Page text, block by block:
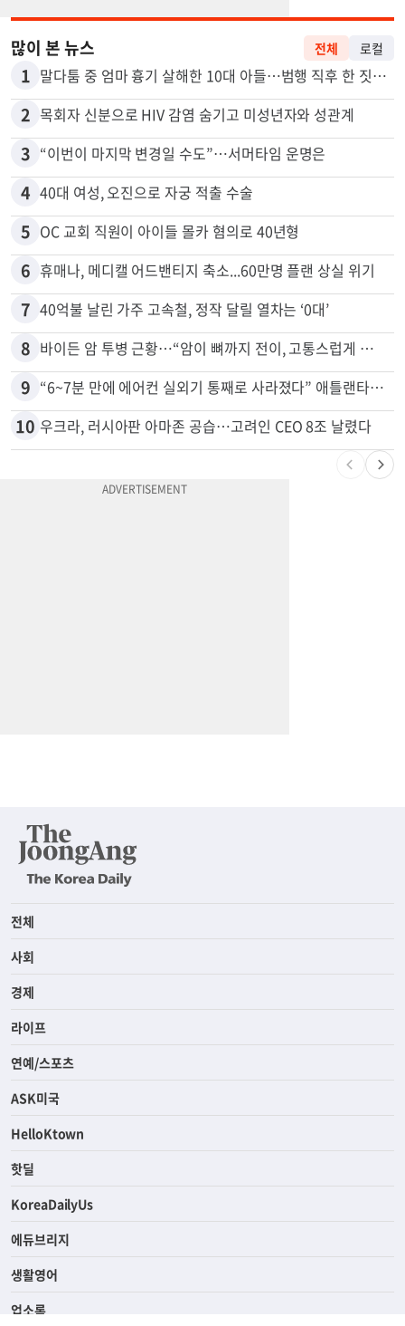
많이 본 뉴스 전체 로컬
1 말다툼 중 엄마 흉기 살해한 10대 아들…범행 직후 한 짓 충격
2 목회자 신분으로 HIV 감염 숨기고 미성년자와 성관계
3 “이번이 마지막 변경일 수도”…서머타임 운명은
4 40대 여성, 오진으로 자궁 적출 수술
5 OC 교회 직원이 아이들 몰카 혐의로 40년형
6 휴매나, 메디캘 어드밴티지 축소...60만명 플랜 상실 위기
7 40억불 날린 가주 고속철, 정작 달릴 열차는 ‘0대’
8 바이든 암 투병 근황…“암이 뼈까지 전이, 고통스럽게 투병 중”
9 “6~7분 만에 에어컨 실외기 통째로 사라졌다” 애틀랜타서 실외기 도난 급증
10 우크라, 러시아판 아마존 공습…고려인 CEO 8조 날렸다
전체
사회
경제
라이프
연예/스포츠
ASK미국
HelloKtown
핫딜
KoreaDailyUs
에듀브리지
생활영어
업소록